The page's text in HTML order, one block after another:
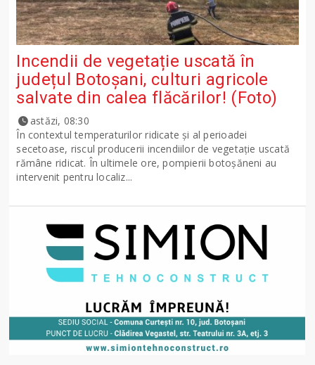
Incendii de vegetație uscată în
județul Botoșani, culturi agricole
salvate din calea flăcărilor! (Foto)
astăzi, 08:30
În contextul temperaturilor ridicate și al perioadei
secetoase, riscul producerii incendiilor de vegetație uscată
rămâne ridicat. În ultimele ore, pompierii botoșăneni au
intervenit pentru localiz...